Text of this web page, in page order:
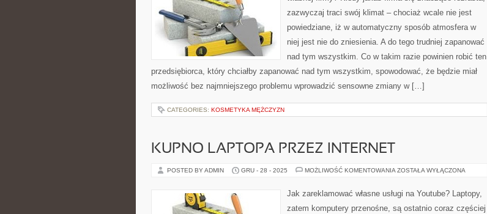
FIRMY?
zazwyczaj traci swój klimat – chociaż wcale nie jest
powiedziane, iż w automatyczny sposób atmosfera w
niej jest nie do zniesienia. A do tego trudniej zapanować
nad tym wszystkim. Co w takim razie powinien robić ten
przedsiębiorca, który chciałby zapanować nad tym wszystkim, spowodować, że będzie miał
możliwość bez najmniejszego problemu wprowadzić sensowne zmiany w […]
CATEGORIES: KOSMETYKA MĘŻCZYZN
KUPNO LAPTOPA PRZEZ INTERNET
POSTED BY ADMIN GRU - 28 - 2025 MOŻLIWOŚĆ KOMENTOWANIA KUPNO
INTERNET
ZOSTAŁA WYŁĄCZONA
Jak zareklamować własne usługi na Youtube? Laptopy,
zatem komputery przenośne, są ostatnio coraz częściej